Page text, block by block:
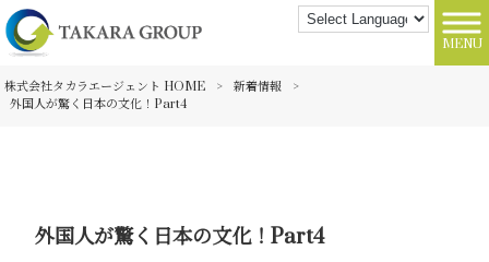
MENU
株式会社タカラエージェント HOME > 新着情報
>
外国人が驚く日本の文化！Part4
外国人が驚く日本の文化！Part4